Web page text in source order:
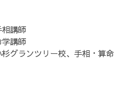
講師
講師
グランツリー校、手相・算命